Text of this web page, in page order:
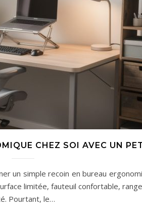
CHEZ SOI AVEC UN
un simple recoin en bureau
limitée, fauteuil confortable,
Pourtant, le…